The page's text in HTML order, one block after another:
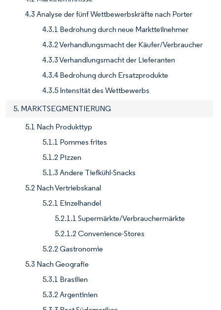
4.3 Analyse der fünf Wettbewerbskräfte nach Porter
4.3.1 Bedrohung durch neue Marktteilnehmer
4.3.2 Verhandlungsmacht der Käufer/Verbraucher
4.3.3 Verhandlungsmacht der Lieferanten
4.3.4 Bedrohung durch Ersatzprodukte
4.3.5 Intensität des Wettbewerbs
5. MARKTSEGMENTIERUNG
5.1 Nach Produkttyp
5.1.1 Pommes frites
5.1.2 Pizzen
5.1.3 Andere Tiefkühl-Snacks
5.2 Nach Vertriebskanal
5.2.1 Einzelhandel
5.2.1.1 Supermärkte/Verbrauchermärkte
5.2.1.2 Convenience-Stores
5.2.2 Gastronomie
5.3 Nach Geografie
5.3.1 Brasilien
5.3.2 Argentinien